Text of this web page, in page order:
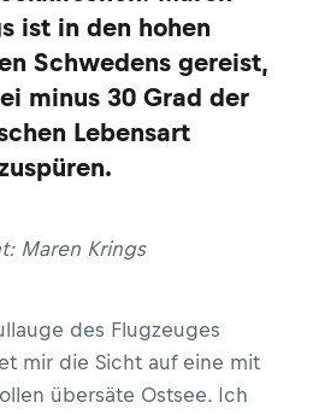
ist in den hohen
Schwedens gereist,
minus 30 Grad der
Lebensart
Maren Krings
des Flugzeuges
mir die Sicht auf eine mit
übersäte Ostsee. Ich